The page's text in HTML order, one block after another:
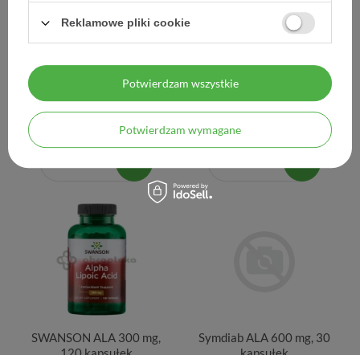
Colfarm, 30 kapsułek
39,20 zł
1,31 zł / szt.
liponowy kwas R-ALA, 150
mg, 60 kapsułek
49,90 zł
0,83 zł / szt.
SWANSON ALA 300 mg,
Symdiab ALA 600 mg, 30
Reklamowe pliki cookie
Potwierdzam wymagane
Potwierdzam wszystkie